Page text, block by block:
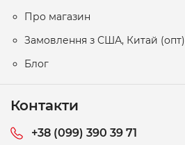
Про магазин
Замовлення з США, Китай (опт)
Блог
Контакти
+38 (099) 390 39 71